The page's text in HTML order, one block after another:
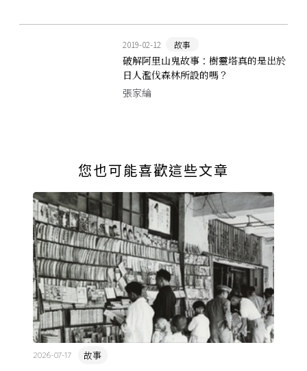
2019-02-12 故事
破解阿里山鬼故事：樹靈塔真的是出於
日人濫伐森林所設的嗎？
張家綸
您也可能喜歡這些文章
故事
2026-07-17